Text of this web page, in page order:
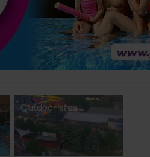
Outdoor area